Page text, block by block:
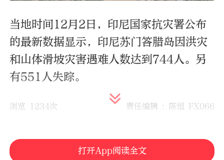
当地时间12月2日，印尼国家抗灾署公布
的最新数据显示，印尼苏门答腊岛因洪灾
和山体滑坡灾害遇难人数达到744人。另
有551人失踪。
浏览 1234次 责任编辑 : 陈恒 FX066
打开App阅读全文